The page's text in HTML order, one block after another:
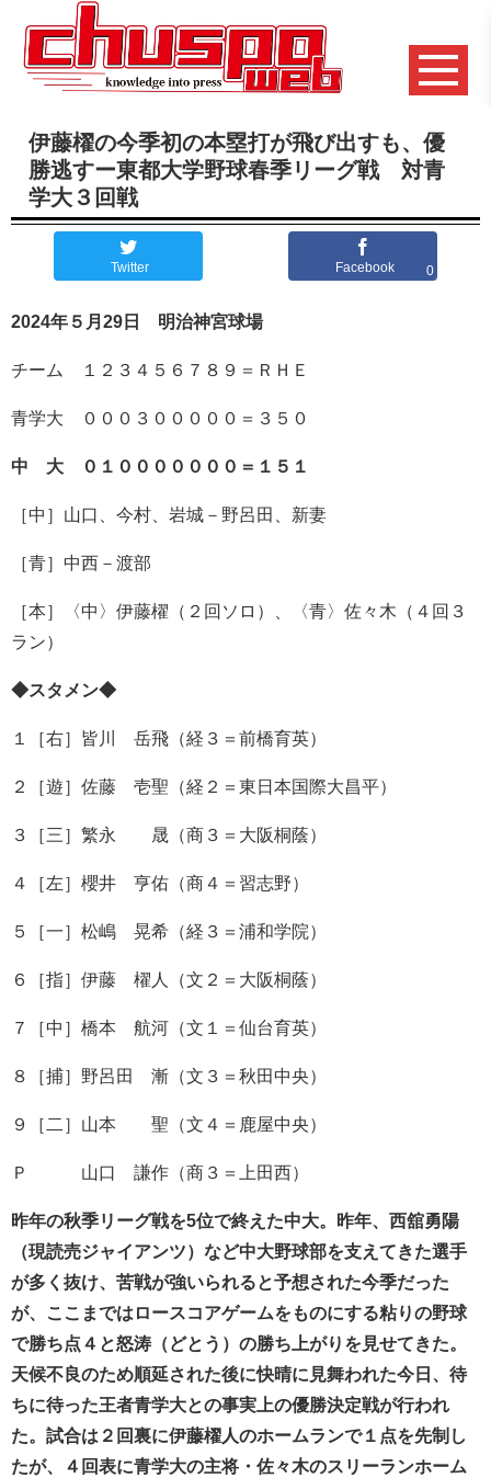
伊藤櫂の今季初の本塁打が飛び出すも、優
勝逃すー東都大学野球春季リーグ戦 対青
学大３回戦
Twitter Facebook 0
2024年５月29日 明治神宮球場
チーム １２３４５６７８９＝ＲＨＥ
青学大 ０００３０００００＝３５０
中 大 ０１０００００００＝１５１
［中］山口、今村、岩城－野呂田、新妻
［青］中西－渡部
［本］〈中〉伊藤櫂（２回ソロ）、〈青〉佐々木（４回３
ラン）
◆スタメン◆
１［右］皆川 岳飛（経３＝前橋育英）
２［遊］佐藤 壱聖（経２＝東日本国際大昌平）
３［三］繁永 晟（商３＝大阪桐蔭）
４［左］櫻井 亨佑（商４＝習志野）
５［一］松嶋 晃希（経３＝浦和学院）
６［指］伊藤 櫂人（文２＝大阪桐蔭）
７［中］橋本 航河（文１＝仙台育英）
８［捕］野呂田 漸（文３＝秋田中央）
９［二］山本 聖（文４＝鹿屋中央）
Ｐ 山口 謙作（商３＝上田西）
昨年の秋季リーグ戦を5位で終えた中大。昨年、西舘勇陽
（現読売ジャイアンツ）など中大野球部を支えてきた選手
が多く抜け、苦戦が強いられると予想された今季だった
が、ここまではロースコアゲームをものにする粘りの野球
で勝ち点４と怒涛（どとう）の勝ち上がりを見せてきた。
天候不良のため順延された後に快晴に見舞われた今日、待
ちに待った王者青学大との事実上の優勝決定戦が行われ
た。試合は２回裏に伊藤櫂人のホームランで１点を先制し
たが、４回表に青学大の主将・佐々木のスリーランホーム